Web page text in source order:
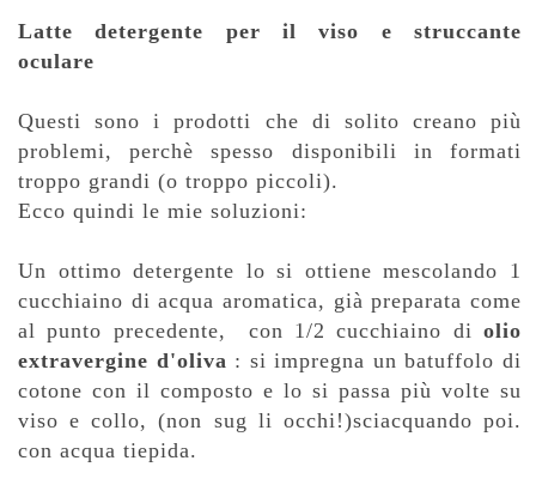
Latte detergente per il viso e struccante
oculare
Questi sono i prodotti che di solito creano più
problemi, perchè spesso disponibili in formati
troppo grandi (o troppo piccoli).
Ecco quindi le mie soluzioni:
Un ottimo detergente lo si ottiene mescolando 1
cucchiaino di acqua aromatica, già preparata come
al punto precedente, con 1/2 cucchiaino di olio
extravergine d'oliva : si impregna un batuffolo di
cotone con il composto e lo si passa più volte su
viso e collo, (non sug li occhi!)sciacquando poi.
con acqua tiepida.